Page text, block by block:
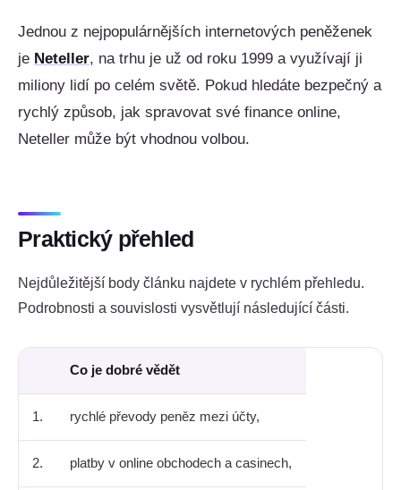
Jednou z nejpopulárnějších internetových peněženek
je Neteller, na trhu je už od roku 1999 a využívají ji
miliony lidí po celém světě. Pokud hledáte bezpečný a
rychlý způsob, jak spravovat své finance online,
Neteller může být vhodnou volbou.
Praktický přehled
Nejdůležitější body článku najdete v rychlém přehledu.
Podrobnosti a souvislosti vysvětlují následující části.
Co je dobré vědět
1. rychlé převody peněz mezi účty,
2. platby v online obchodech a casinech,